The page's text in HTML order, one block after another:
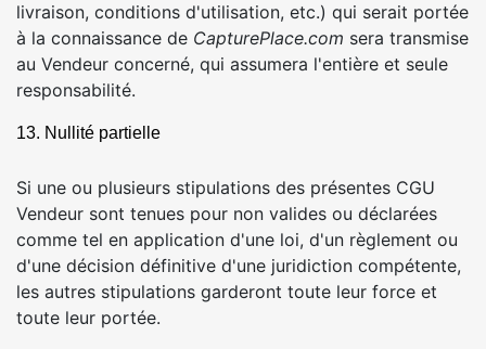
livraison, conditions d'utilisation, etc.) qui serait portée
à la connaissance de CapturePlace.com sera transmise
au Vendeur concerné, qui assumera l'entière et seule
responsabilité.
13. Nullité partielle
Si une ou plusieurs stipulations des présentes CGU
Vendeur sont tenues pour non valides ou déclarées
comme tel en application d'une loi, d'un règlement ou
d'une décision définitive d'une juridiction compétente,
les autres stipulations garderont toute leur force et
toute leur portée.